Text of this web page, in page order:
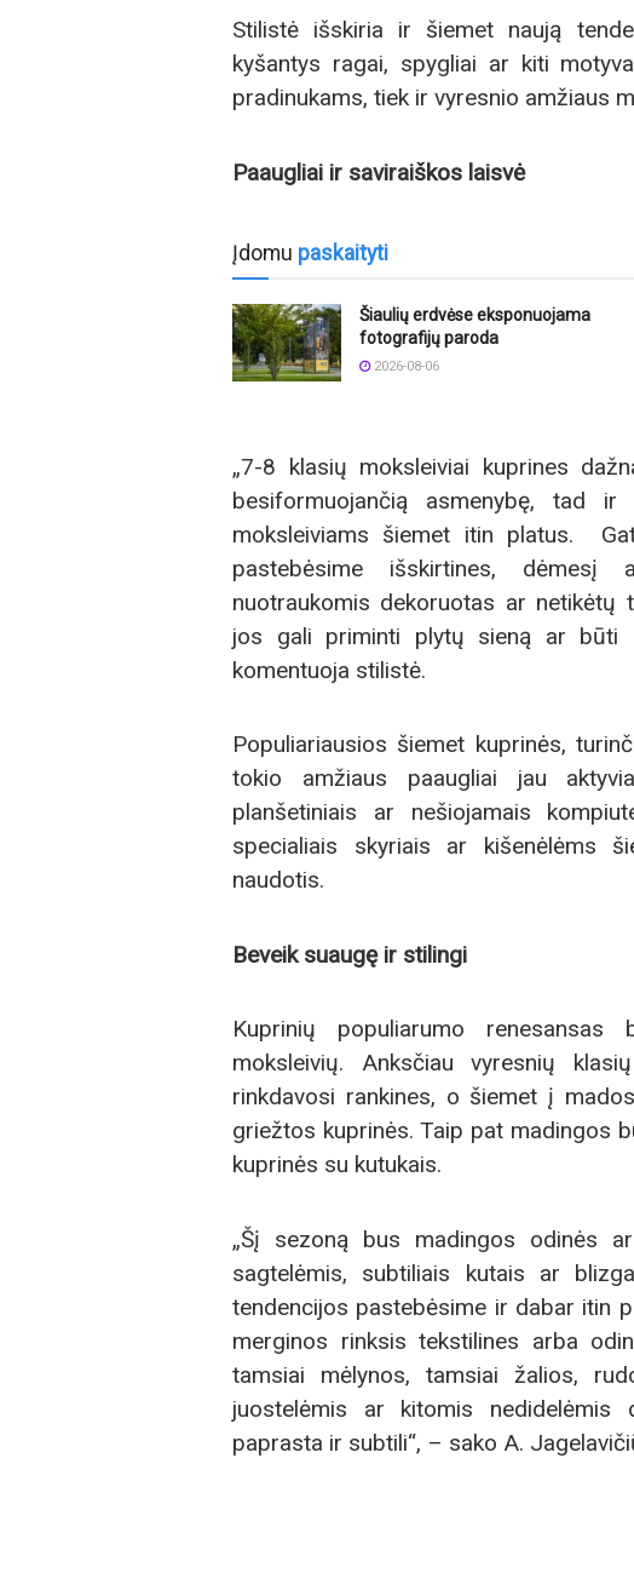
Stilistė išskiria ir šiemet naują
kyšantys ragai, spygliai ar kiti
pradinukams, tiek ir vyresnio amžiaus
Paaugliai ir saviraiškos laisvė
Įdomu paskaityti
Šiaulių erdvėse eksponuojama
fotografijų paroda
2026-08-06
„7-8 klasių moksleiviai kuprines
besiformuojančią asmenybę, tad
moksleiviams šiemet itin platus.
pastebėsime išskirtines, dėmesį
nuotraukomis dekoruotas ar netikėtų
jos gali priminti plytų sieną ar būti
komentuoja stilistė.
Populiariausios šiemet kuprinės,
tokio amžiaus paaugliai jau
planšetiniais ar nešiojamais
specialiais skyriais ar kišenėlėms
naudotis.
Beveik suaugę ir stilingi
Kuprinių populiarumo
moksleivių. Anksčiau vyresnių
rinkdavosi rankines, o šiemet į
griežtos kuprinės. Taip pat madingos
kuprinės su kutukais.
„Šį sezoną bus madingos odinės
sagtelėmis, subtiliais kutais ar
tendencijos pastebėsime ir dabar itin
merginos rinksis tekstilines arba
tamsiai mėlynos, tamsiai žalios,
juostelėmis ar kitomis nedidelėmis
paprasta ir subtili“, – sako A.